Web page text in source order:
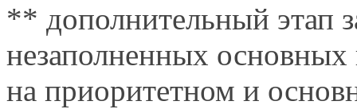
** дополнительный этап
незаполненных основных
на приоритетном и